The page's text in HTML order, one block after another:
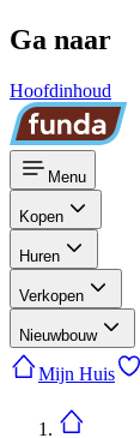
Ga naar
Hoofdinhoud
Menu
Kopen
Huren
Verkopen
Nieuwbouw
Mijn Huis